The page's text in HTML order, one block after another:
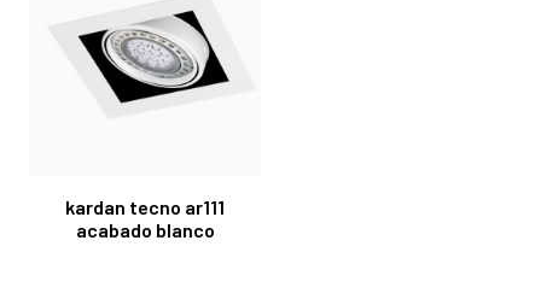
kardan tecno ar111
acabado blanco